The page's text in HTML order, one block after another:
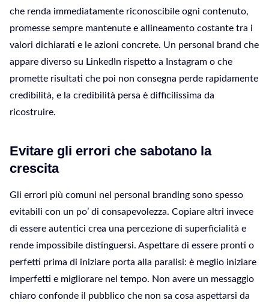
che renda immediatamente riconoscibile ogni contenuto,
promesse sempre mantenute e allineamento costante tra i
valori dichiarati e le azioni concrete. Un personal brand che
appare diverso su LinkedIn rispetto a Instagram o che
promette risultati che poi non consegna perde rapidamente
credibilità, e la credibilità persa è difficilissima da
ricostruire.
Evitare gli errori che sabotano la
crescita
Gli errori più comuni nel personal branding sono spesso
evitabili con un po’ di consapevolezza. Copiare altri invece
di essere autentici crea una percezione di superficialità e
rende impossibile distinguersi. Aspettare di essere pronti o
perfetti prima di iniziare porta alla paralisi: è meglio iniziare
imperfetti e migliorare nel tempo. Non avere un messaggio
chiaro confonde il pubblico che non sa cosa aspettarsi da